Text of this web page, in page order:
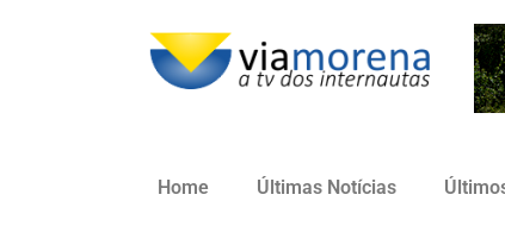
Home Últimas Notícias